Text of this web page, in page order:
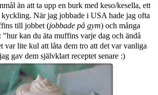
än att ta upp en burk med keso/kesella, ett
När jag jobbade i USA hade jag ofta
till jobbet (jobbade på gym) och många
"hur kan du äta muffins varje dag och ändå
var lite kul att låta dem tro att det var vanliga
gav dem självklart receptet senare :)